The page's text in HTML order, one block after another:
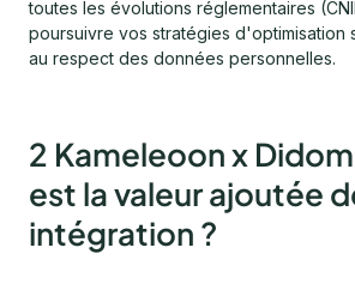
toutes les évolutions réglementaires
poursuivre vos stratégies d'optimisation
au respect des données personnelles.
2 Kameleoon x
est la valeur ajoutée
intégration ?